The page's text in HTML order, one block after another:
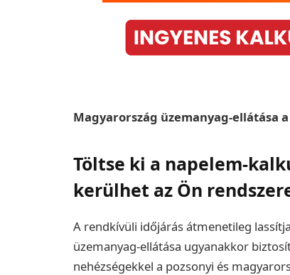
Magyarország üzemanyag-
Töltse ki a napelem-
kerülhet az Ön
A rendkívüli időjárás átmenetileg
üzemanyag-ellátása ugyanakkor
nehézségekkel a pozsonyi és